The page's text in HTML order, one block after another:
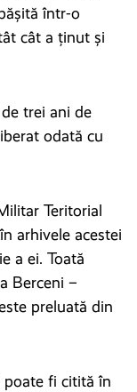
într-o
cât a ținut și
trei ani de
odată cu
Teritorial
arhivele acestei
a ei. Toată
Berceni –
preluată din
poate fi citită în